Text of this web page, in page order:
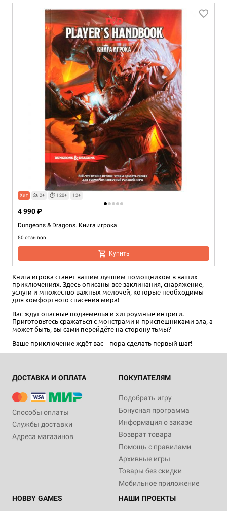
Хит 2+ 120+ 12+
Dungeons & Dragons. Книга игрока
50 отзывов
4 990 ₽
Купить
Книга игрока станет вашим лучшим помощником в ваших
приключениях. Здесь описаны все заклинания, снаряжение,
услуги и множество важных мелочей, которые необходимы
для комфортного спасения мира!
Вас ждут опасные подземелья и хитроумные интриги.
Приготовьтесь сражаться с монстрами и приспешниками зла, а
может быть, вы сами перейдёте на сторону тьмы?
Ваше приключение ждёт вас – пора сделать первый шаг!
ДОСТАВКА И ОПЛАТА
Способы оплаты
Службы доставки
Адреса магазинов
ПОКУПАТЕЛЯМ
Подобрать игру
Бонусная программа
Информация о заказе
Возврат товара
Помощь с правилами
Архивные игры
Товары без скидки
Мобильное приложение
HOBBY GAMES
НАШИ ПРОЕКТЫ